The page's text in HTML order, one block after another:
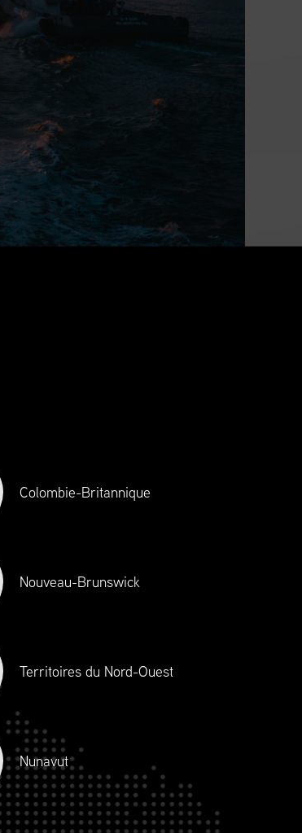
la chaîne d’approvisionnement au
Canada. À titre de voix de l’industrie,
discussions sur les réformes politiques et
réglementaires.
Colombie-Britannique
Nouveau-Brunswick
Territoires du Nord-Ouest
Nunavut